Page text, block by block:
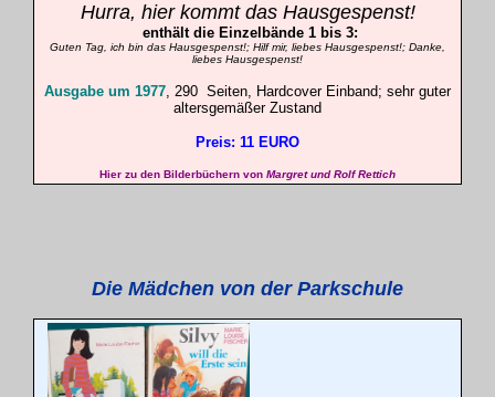
Hurra, hier kommt das Hausgespenst!
enthält die Einzelbände 1 bis 3:
Guten Tag, ich bin das Hausgespenst!; Hilf mir, liebes Hausgespenst!; Danke,
liebes Hausgespenst!
Ausgabe um 1977, 290 Seiten, Hardcover Einband; sehr guter
altersgemäßer Zustand
Preis: 11 EURO
Hier zu den Bilderbüchern von Margret und Rolf Rettich
Die Mädchen von der Parkschule